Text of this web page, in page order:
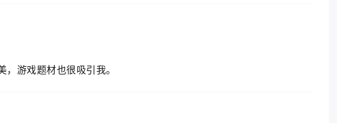
游戏题材也很吸引我。